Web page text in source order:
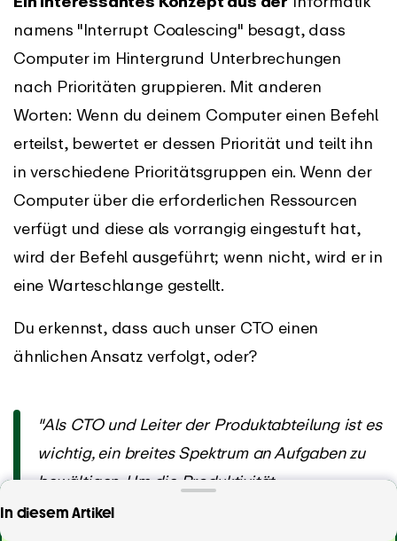
In diesem Artikel
namens "Interrupt Coalescing" besagt, dass
Computer im Hintergrund Unterbrechungen
nach Prioritäten gruppieren. Mit anderen
Worten: Wenn du deinem Computer einen Befehl
erteilst, bewertet er dessen Priorität und teilt ihn
in verschiedene Prioritätsgruppen ein. Wenn der
Computer über die erforderlichen Ressourcen
verfügt und diese als vorrangig eingestuft hat,
wird der Befehl ausgeführt; wenn nicht, wird er in
eine Warteschlange gestellt.
Du erkennst, dass auch unser CTO einen
ähnlichen Ansatz verfolgt, oder?
"Als CTO und Leiter der Produktabteilung ist es
wichtig, ein breites Spektrum an Aufgaben zu
bewältigen. Um die Produktivität
aufrechtzuerhalten, strukturiere ich meinen Tag